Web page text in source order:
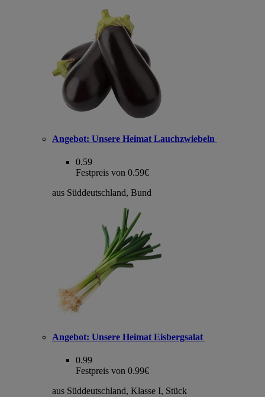
Angebot: Unsere Heimat Lauchzwiebeln
0.59
Festpreis von 0.59€
aus Süddeutschland, Bund
Angebot: Unsere Heimat Eisbergsalat
0.99
Festpreis von 0.99€
aus Süddeutschland, Klasse I, Stück